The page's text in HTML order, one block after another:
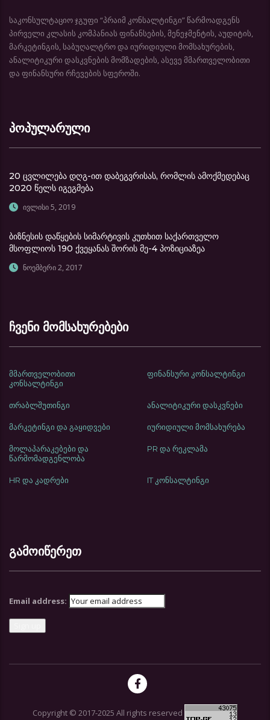
საკონსულტაციო ჯგუფი “პრაიმ კონსალტინგი” წარმოადგენს
პირველი კლასის კომპანიას ფინანსების, მენეჯმენტის, აუდიტის,
მარკეტინგის, საბუღალტრო და იურიდიული მომსახურების,
ანალიტიკური დასკვნების მომზადების, ასევე მმართველობითი
და ფინანსური რჩევების სფეროში.
პოპულარული
20 ცვლილება დღგ-ით დაბეგვრისას, რომლის ამოქმედებაც
2020 წელს იგეგმება
ივლისი 5, 2019
ბიზნესის დაწყების სიმარტივის კუთხით საქართველო
მსოფლიოს 190 ქვეყანას შორის მე-4 პოზიციაზეა
ნოემბერი 2, 2017
ჩვენი მომსახურებები
მმართველობითი
კონსალტინგი
ფინანსური კონსალტინგი
თრაბლშუთინგი ანალიტიკური დასკვნები
მარკეტინგი და გაყიდვები იურიდიული მომსახურება
მოლაპარაკებები და
წარმომადგენლობა
PR და რეკლამა
HR და კადრები IT კონსალტინგი
გამოიწერეთ
Email address:
Copyright © 2017-2025 All rights reserved